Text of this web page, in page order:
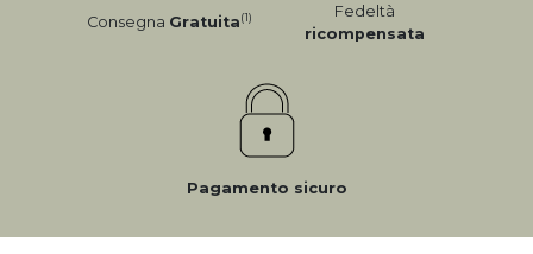
Consegna Gratuita(1)
Fedeltà
ricompensata
Pagamento sicuro